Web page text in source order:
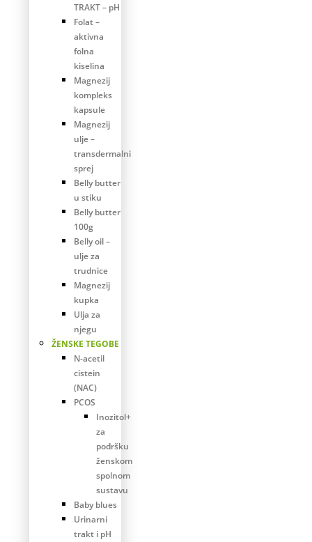
TRAKT – pH
Folat –
aktivna
folna
kiselina
Magnezij
kompleks
kapsule
Magnezij
ulje –
transdermalni
sprej
Belly butter
u stiku
Belly butter
100g
Belly oil –
ulje za
trudnice
Magnezij
kupka
Ulja za
njegu
ŽENSKE TEGOBE
N-acetil
cistein
(NAC)
PCOS
Inozitol+
za
podršku
ženskom
spolnom
sustavu
Baby blues
Urinarni
trakt i pH